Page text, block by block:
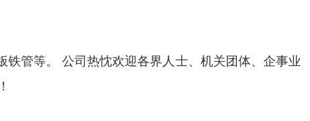
管等。 公司热忱欢迎各界人士、机关团体、企事业